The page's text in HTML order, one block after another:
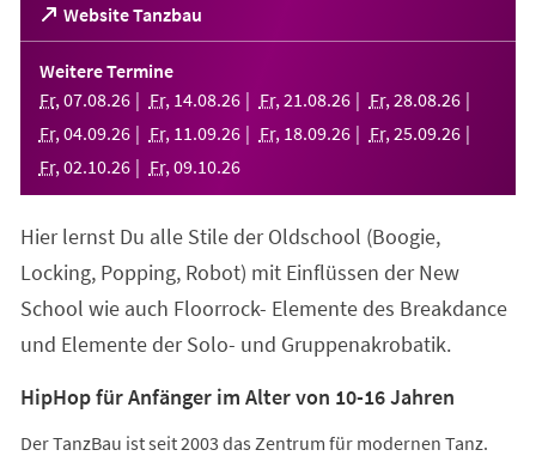
Website Tanzbau
(Öffnet
in
einem
neuen
Tab)
Weitere Termine
Fr, 07.08.26 Fr, 14.08.26 Fr, 21 .08.26 Fr, 28.08.26
Fr, 04.09.26 Fr, 11 .09.26 Fr, 18.09.26 Fr, 25.09.26
Fr, 02.10.26 Fr, 09.10.26
Hier lernst Du alle Stile der Oldschool (Boogie,
Locking, Popping, Robot) mit Einflüssen der New
School wie auch Floorrock- Elemente des Breakdance
und Elemente der Solo- und Gruppenakrobatik.
HipHop für Anfänger im Alter von 10-16 Jahren
Der TanzBau ist seit 2003 das Zentrum für modernen Tanz.